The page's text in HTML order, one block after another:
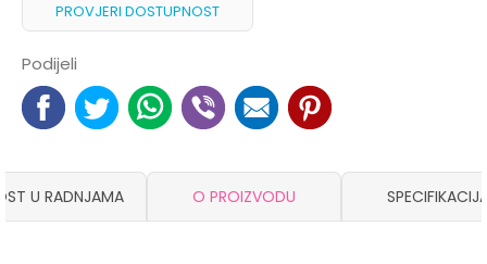
PROVJERI DOSTUPNOST
Podijeli
U RADNJAMA O PROIZVODU